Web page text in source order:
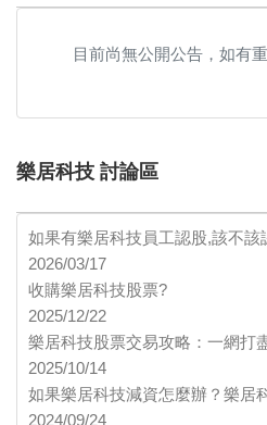
目前尚無公開公告，如有
樂居科技 討論區
如果有樂居科技員工認股,該不該
2026/03/17
收購樂居科技股票?
2025/12/22
樂居科技股票交易攻略：一網打
2025/10/14
如果樂居科技減資怎麼辦？樂居
2024/09/24